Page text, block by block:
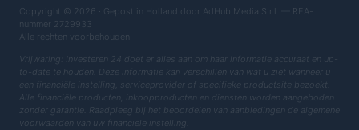
Copyright © 2026 · Gepost in Holland door AdHub Media S.r.l. — REA-
nummer 2729933
Alle rechten voorbehouden
Vrijwaring: Investeren 24 doet er alles aan om haar informatie accuraat en up-
to-date te houden. Deze informatie kan verschillen van wat u ziet wanneer u
een financiële instelling, serviceprovider of specifieke productsite bezoekt.
Alle financiële producten, inkoopproducten en diensten worden aangeboden
zonder garantie. Raadpleeg bij het beoordelen van aanbiedingen de algemene
voorwaarden van uw financiële instelling.